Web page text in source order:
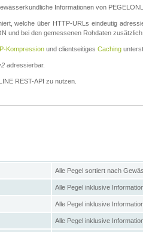
Informationen von
welche über HTTP-URLs eindeutig
und bei den gemessenen Rohdaten
Kompression und clientseitiges Caching
adressierbar.
REST-API zu nutzen.
Alle Pegel sortiert nach
Alle Pegel inklusive
Alle Pegel inklusive
Alle Pegel inklusive